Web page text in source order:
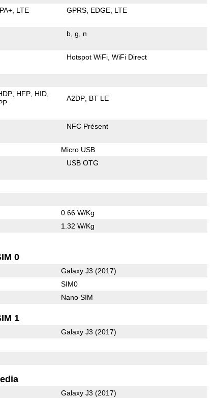
LTE GPRS EDGE LTE
b g n
Hotspot WiFi WiFi Direct
HFP HID
A2DP BT LE
NFC Présent
Micro USB
USB OTG
0.66 W/Kg
1.32 W/Kg
0
Galaxy J3 (2017)
SIM0
Nano SIM
1
Galaxy J3 (2017)
Galaxy J3 (2017)